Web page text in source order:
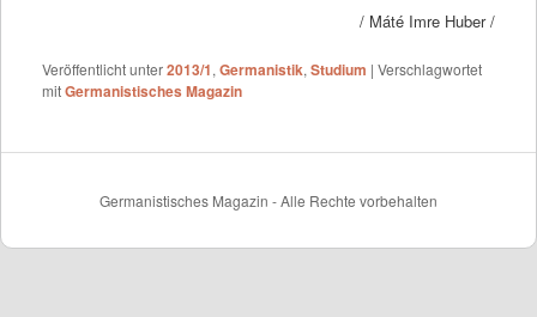
/ Máté Imre Huber /
Veröffentlicht unter2013/1, Germanistik, Studium | Verschlagwortet
mitGermanistisches Magazin
Germanistisches Magazin - Alle Rechte vorbehalten